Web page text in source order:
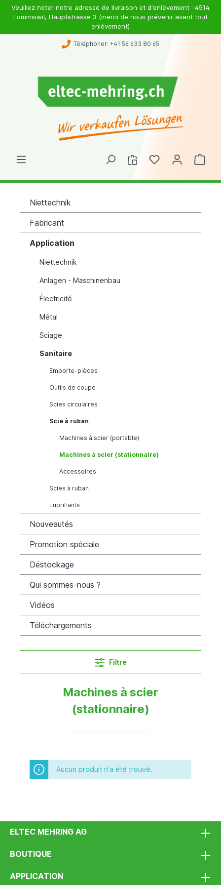
Veuillez noter notre adresse de livraison et d'enlèvement : 4514
Lommiswil, Hauptstrasse 3 (merci de nous prévenir avant tout
enlèvement)
Téléphoner: +41 56 633 80 65
Niettechnik
Fabricant
Application
Niettechnik
Anlagen - Maschinenbau
Électricité
Métal
Sciage
Sanitaire
Emporte-pièces
Outils de coupe
Scies circulaires
Scie à ruban
Machines à scier (portable)
Machines à scier (stationnaire)
Accessoires
Scies à ruban
Lubrifiants
Nouveautés
Promotion spéciale
Déstockage
Qui sommes-nous ?
Vidéos
Téléchargements
Filtre
Machines à scier
(stationnaire)
Aucun produit n'a été trouvé.
ELTEC MEHRING AG
BOUTIQUE
APPLICATION